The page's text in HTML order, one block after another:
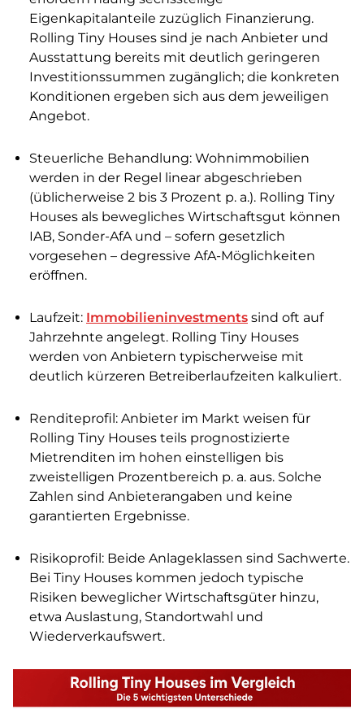
Eigenkapitalanteile zuzüglich Finanzierung.
Rolling Tiny Houses sind je nach Anbieter und
Ausstattung bereits mit deutlich geringeren
Investitionssummen zugänglich; die konkreten
Konditionen ergeben sich aus dem jeweiligen
Angebot.
Steuerliche Behandlung: Wohnimmobilien
werden in der Regel linear abgeschrieben
(üblicherweise 2 bis 3 Prozent p. a.). Rolling Tiny
Houses als bewegliches Wirtschaftsgut können
IAB, Sonder-AfA und – sofern gesetzlich
vorgesehen – degressive AfA-Möglichkeiten
eröffnen.
Laufzeit: Immobilieninvestments sind oft auf
Jahrzehnte angelegt. Rolling Tiny Houses
werden von Anbietern typischerweise mit
deutlich kürzeren Betreiberlaufzeiten kalkuliert.
Renditeprofil: Anbieter im Markt weisen für
Rolling Tiny Houses teils prognostizierte
Mietrenditen im hohen einstelligen bis
zweistelligen Prozentbereich p. a. aus. Solche
Zahlen sind Anbieterangaben und keine
garantierten Ergebnisse.
Risikoprofil: Beide Anlageklassen sind Sachwerte.
Bei Tiny Houses kommen jedoch typische
Risiken beweglicher Wirtschaftsgüter hinzu,
etwa Auslastung, Standortwahl und
Wiederverkaufswert.